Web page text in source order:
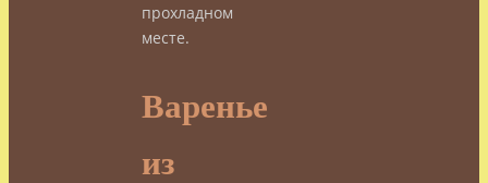
прохладном
месте.
Варенье
из